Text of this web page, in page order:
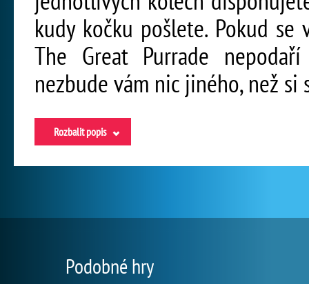
kudy kočku pošlete. Pokud
The Great Purrade
nezbude vám nic jiného, než
Rozbalit popis
Podobné hry